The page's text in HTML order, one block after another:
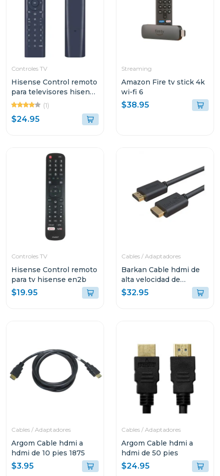
Controles TV
Hisense Control remoto
para televisores hisense
serie a6 (1)
$24.95
Streaming
Amazon Fire tv stick 4k
wi-fi 6
$38.95
Controles TV
Hisense Control remoto
para tv hisense en2b
$19.95
Cables / Adaptadores
Barkan Cable hdmi de
alta velocidad de
35ft/10.6m hd106e
$32.95
Cables / Adaptadores
Argom Cable hdmi a
hdmi de 10 pies 1875
$3.95
Cables / Adaptadores
Argom Cable hdmi a
hdmi de 50 pies
$24.95